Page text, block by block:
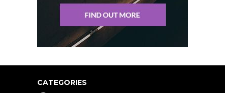
CATEGORIES